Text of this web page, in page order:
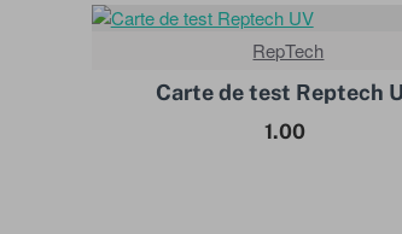
RepTech
Carte de test Reptech
1.00